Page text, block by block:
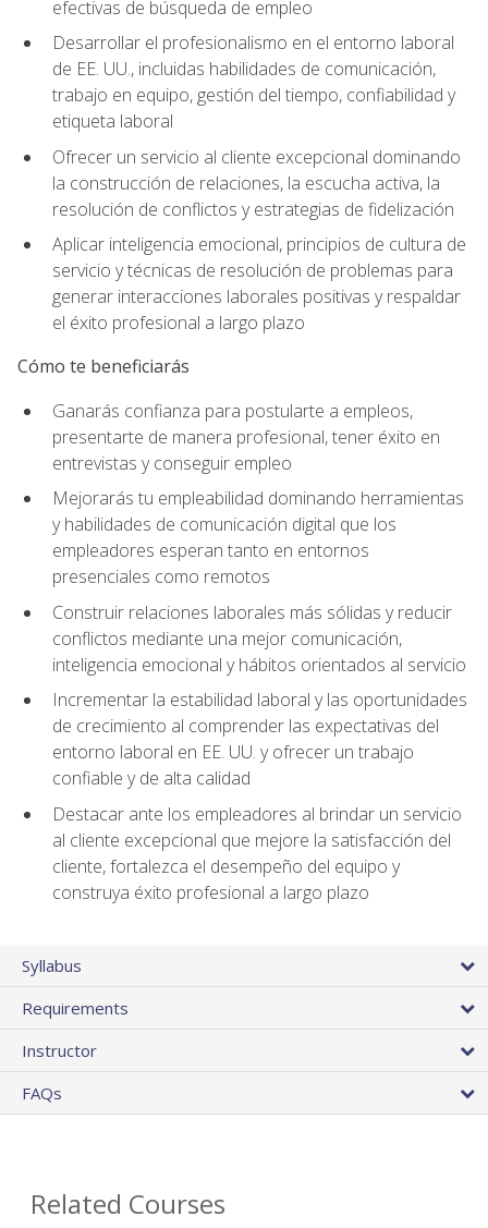
efectivas de búsqueda de empleo
Desarrollar el profesionalismo en el entorno laboral
de EE. UU., incluidas habilidades de comunicación,
trabajo en equipo, gestión del tiempo, confiabilidad y
etiqueta laboral
Ofrecer un servicio al cliente excepcional dominando
la construcción de relaciones, la escucha activa, la
resolución de conflictos y estrategias de fidelización
Aplicar inteligencia emocional, principios de cultura de
servicio y técnicas de resolución de problemas para
generar interacciones laborales positivas y respaldar
el éxito profesional a largo plazo
Cómo te beneficiarás
Ganarás confianza para postularte a empleos,
presentarte de manera profesional, tener éxito en
entrevistas y conseguir empleo
Mejorarás tu empleabilidad dominando herramientas
y habilidades de comunicación digital que los
empleadores esperan tanto en entornos
presenciales como remotos
Construir relaciones laborales más sólidas y reducir
conflictos mediante una mejor comunicación,
inteligencia emocional y hábitos orientados al servicio
Incrementar la estabilidad laboral y las oportunidades
de crecimiento al comprender las expectativas del
entorno laboral en EE. UU. y ofrecer un trabajo
confiable y de alta calidad
Destacar ante los empleadores al brindar un servicio
al cliente excepcional que mejore la satisfacción del
cliente, fortalezca el desempeño del equipo y
construya éxito profesional a largo plazo
Syllabus
Requirements
Instructor
FAQs
Related Courses